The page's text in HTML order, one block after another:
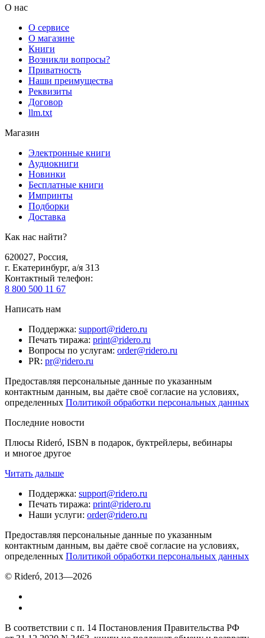
О нас
О сервисе
О магазине
Книги
Возникли вопросы?
Приватность
Наши преимущества
Реквизиты
Договор
llm.txt
Магазин
Электронные книги
Аудиокниги
Новинки
Бесплатные книги
Импринты
Подборки
Доставка
Как нас найти?
620027, Россия,
г. Екатеринбург, а/я 313
Контактный телефон:
8 800 500 11 67
Написать нам
Поддержка: support@ridero.ru
Печать тиража: print@ridero.ru
Вопросы по услугам: order@ridero.ru
PR: pr@ridero.ru
Предоставляя персональные данные по указанным
контактным данным, вы даёте своё согласие на условиях,
определенных Политикой обработки персональных данных
Последние новости
Плюсы Rideró, ISBN в подарок, буктрейлеры, вебинары
и многое другое
Читать дальше
Поддержка: support@ridero.ru
Печать тиража: print@ridero.ru
Наши услуги: order@ridero.ru
Предоставляя персональные данные по указанным
контактным данным, вы даёте своё согласие на условиях,
определенных Политикой обработки персональных данных
© Rideró, 2013—2026
В соответствии с п. 14 Постановления Правительства РФ